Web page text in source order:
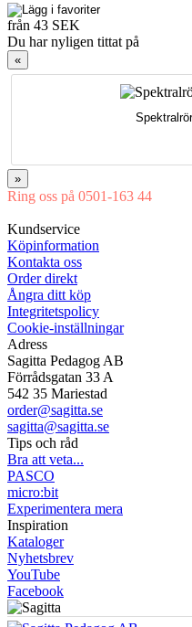
från 43 SEK
Du har nyligen tittat på
«
»
Ring oss på 0501-163 44
Kundservice
Köpinformation
Kontakta oss
Order direkt
Ångra ditt köp
Integritetspolicy
Cookie-inställningar
Adress
Sagitta Pedagog AB
Förrådsgatan 33 A
542 35 Mariestad
order@sagitta.se
sagitta@sagitta.se
Tips och råd
Bra att veta...
PASCO
micro:bit
Experimentera mera
Inspiration
Kataloger
Nyhetsbrev
YouTube
Facebook